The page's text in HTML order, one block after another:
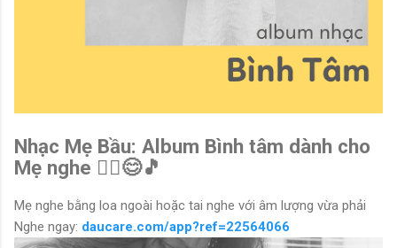
Nhạc Mẹ Bầu: Album Bình tâm dành cho
Mẹ nghe 🧘‍♀️😊🎵
Mẹ nghe bằng loa ngoài hoặc tai nghe với âm lượng vừa phải
Nghe ngay: daucare.com/app?ref=22564066